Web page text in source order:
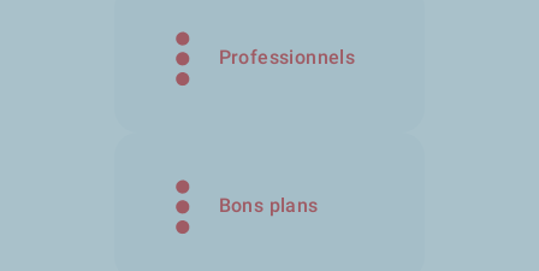
Professionnels
Bons plans